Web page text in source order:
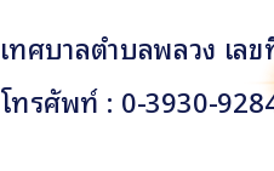
เทศบาลตำบลพลวง เล
โทรศัพท์ : 0-3930-